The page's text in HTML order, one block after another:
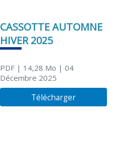
CASSOTTE AUTOMNE
HIVER 2025
PDF| 14,28 Mo | 04
Décembre 2025
Télécharger